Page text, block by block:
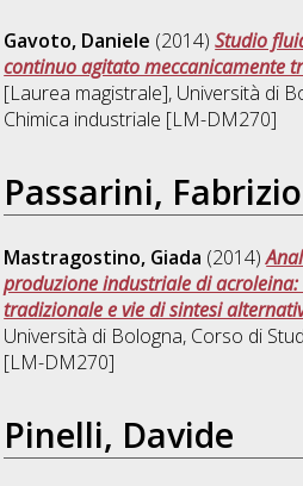
Gavoto, Daniele (2014)Studio
continuo agitato meccanicamente
[Laurea magistrale], Università di
Chimica industriale [LM-DM270]
Passarini, Fabrizio
Mastragostino, Giada (2014)
produzione industriale di
tradizionale e vie di sintesi
Università di Bologna, Corso di
[LM-DM270]
Pinelli, Davide